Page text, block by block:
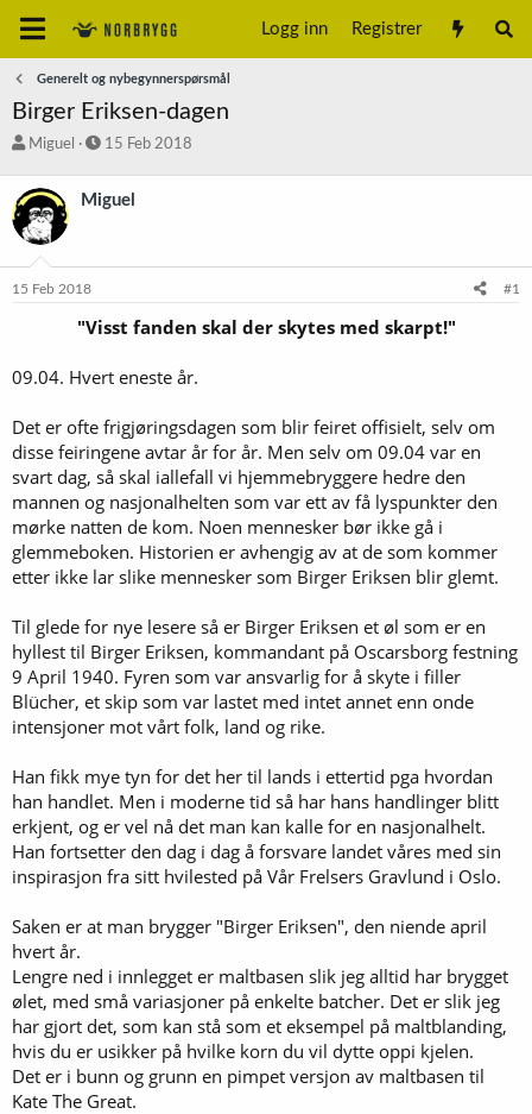
Logg inn Registrer
Generelt og nybegynnerspørsmål
Birger Eriksen-dagen
T
å
d
s
a
Miguel
S
r
a
15 Feb 2018
Miguel
15 Feb 2018 #1
"Visst fanden skal der skytes med skarpt!"
09.04. Hvert eneste år.
Det er ofte frigjøringsdagen som blir feiret offisielt, selv om
disse feiringene avtar år for år. Men selv om 09.04 var en
svart dag, så skal iallefall vi hjemmebryggere hedre den
mannen og nasjonalhelten som var ett av få lyspunkter den
mørke natten de kom. Noen mennesker bør ikke gå i
glemmeboken. Historien er avhengig av at de som kommer
etter ikke lar slike mennesker som Birger Eriksen blir glemt.
Til glede for nye lesere så er Birger Eriksen et øl som er en
hyllest til Birger Eriksen, kommandant på Oscarsborg festning
9 April 1940. Fyren som var ansvarlig for å skyte i filler
Blücher, et skip som var lastet med intet annet enn onde
intensjoner mot vårt folk, land og rike.
Han fikk mye tyn for det her til lands i ettertid pga hvordan
han handlet. Men i moderne tid så har hans handlinger blitt
erkjent, og er vel nå det man kan kalle for en nasjonalhelt.
Han fortsetter den dag i dag å forsvare landet våres med sin
inspirasjon fra sitt hvilested på Vår Frelsers Gravlund i Oslo.
Saken er at man brygger "Birger Eriksen", den niende april
hvert år.
Lengre ned i innlegget er maltbasen slik jeg alltid har brygget
ølet, med små variasjoner på enkelte batcher. Det er slik jeg
har gjort det, som kan stå som et eksempel på maltblanding,
hvis du er usikker på hvilke korn du vil dytte oppi kjelen.
Det er i bunn og grunn en pimpet versjon av maltbasen til
Kate The Great.